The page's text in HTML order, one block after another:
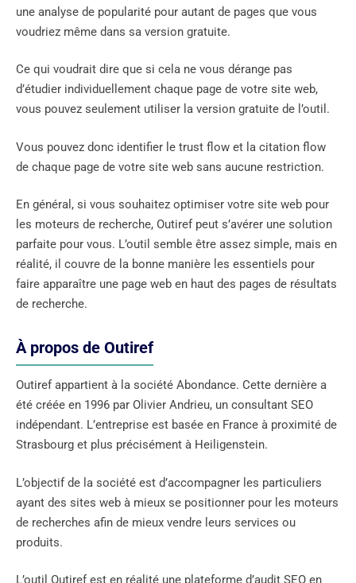
une analyse de popularité pour autant de pages que vous
voudriez même dans sa version gratuite.
Ce qui voudrait dire que si cela ne vous dérange pas
d’étudier individuellement chaque page de votre site web,
vous pouvez seulement utiliser la version gratuite de l’outil.
Vous pouvez donc identifier le trust flow et la citation flow
de chaque page de votre site web sans aucune restriction.
En général, si vous souhaitez optimiser votre site web pour
les moteurs de recherche, Outiref peut s’avérer une solution
parfaite pour vous. L’outil semble être assez simple, mais en
réalité, il couvre de la bonne manière les essentiels pour
faire apparaître une page web en haut des pages de résultats
de recherche.
À propos de Outiref
Outiref appartient à la société Abondance. Cette dernière a
été créée en 1996 par Olivier Andrieu, un consultant SEO
indépendant. L’entreprise est basée en France à proximité de
Strasbourg et plus précisément à Heiligenstein.
L’objectif de la société est d’accompagner les particuliers
ayant des sites web à mieux se positionner pour les moteurs
de recherches afin de mieux vendre leurs services ou
produits.
L’outil Outiref est en réalité une plateforme d’audit SEO en